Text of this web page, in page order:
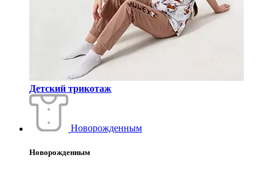
Детский трикотаж
Новорожденным
Новорожденным